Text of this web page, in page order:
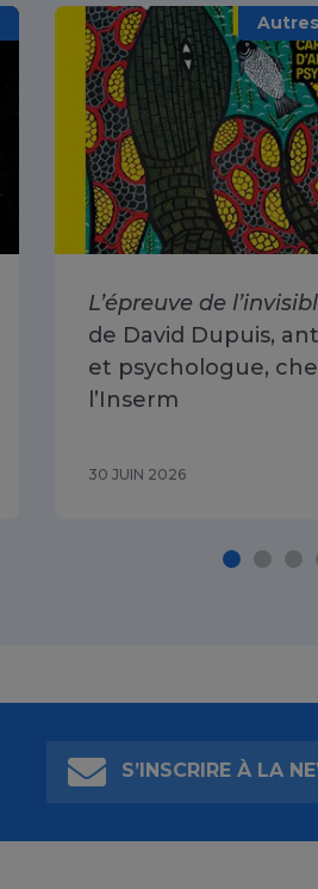
L’épreuve de
de David Dupuis,
et psychologue,
l’Inserm
30 JUIN 2026
S’INSCRIRE À LA